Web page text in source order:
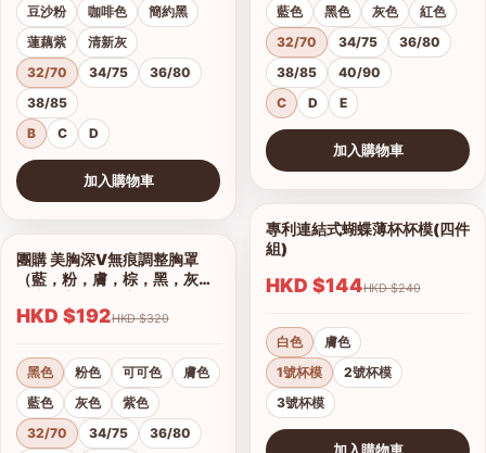
豆沙粉
咖啡色
簡約黑
蓮藕紫
清新灰
32/70
34/75
36/80
38/85
B
C D
加入購物車
1/17
查看圖片
團購 美胸深V無痕調整胸罩
（藍，粉，膚，棕，黑，灰）
HKD $192 HKD $320
黑色 粉色 可可色
膚色
藍色
灰色
紫色
32/70
34/75 36/80
藍色
黑色 灰色
紅色
32/70
34/75
36/80
38/85
40/90
C
D E
加入購物車
1/2
查看圖片
專利連結式蝴蝶薄杯杯模(四件
組)
HKD $144 HKD $240
白色
膚色
1號杯模
2號杯模
3號杯模